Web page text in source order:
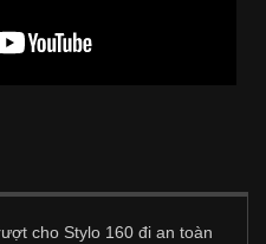
cho Stylo 160 đi an toàn